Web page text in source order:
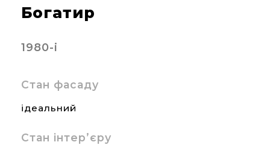
Богатир
1980-і
Стан фасаду
ідеальний
Стан інтер’єру